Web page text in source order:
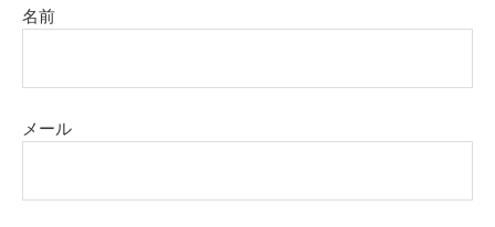
名前
メール